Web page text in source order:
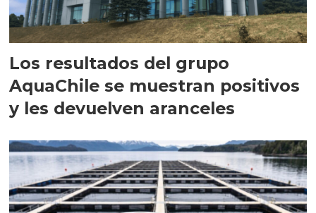
Los resultados del grupo
AquaChile se muestran positivos
y les devuelven aranceles